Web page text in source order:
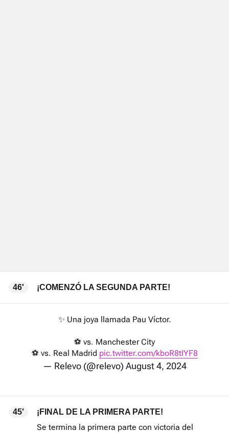
46' ¡COMENZÓ LA SEGUNDA PARTE!
✨ Una joya llamada Pau Víctor.
⚽ vs. Manchester City
⚽ vs. Real Madrid pic.twitter.com/kboR8tIYF8
— Relevo (@relevo) August 4, 2024
45' ¡FINAL DE LA PRIMERA PARTE!
Se termina la primera parte con victoria del